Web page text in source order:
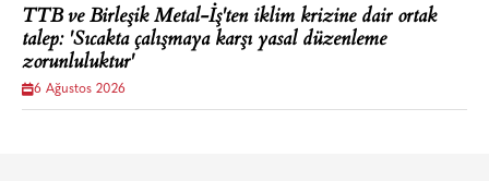
TTB ve Birleşik Metal-İş'ten iklim krizine dair ortak
talep: 'Sıcakta çalışmaya karşı yasal düzenleme
zorunluluktur'
6 Ağustos 2026